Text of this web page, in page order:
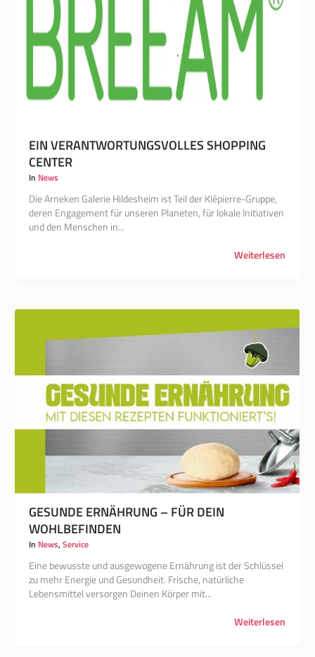
EIN VERANTWORTUNGSVOLLES SHOPPING
CENTER
In News
Die Arneken Galerie Hildesheim ist Teil der Klépierre-Gruppe,
deren Engagement für unseren Planeten, für lokale Initiativen
und den Menschen in...
Weiterlesen
GESUNDE ERNÄHRUNG – FÜR DEIN
WOHLBEFINDEN
In News,Service
Eine bewusste und ausgewogene Ernährung ist der Schlüssel
zu mehr Energie und Gesundheit. Frische, natürliche
Lebensmittel versorgen Deinen Körper mit...
Weiterlesen